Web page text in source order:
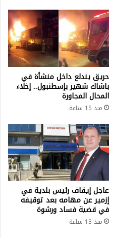
حريق يندلع داخل منشأة في
باشاك شهير بإسطنبول.. إخلاء
المحال المجاورة
منذ 15 ساعة
عاجل إيقاف رئيس بلدية في
إزمير عن مهامه بعد توقيفه
في قضية فساد ورشوة
منذ 15 ساعة